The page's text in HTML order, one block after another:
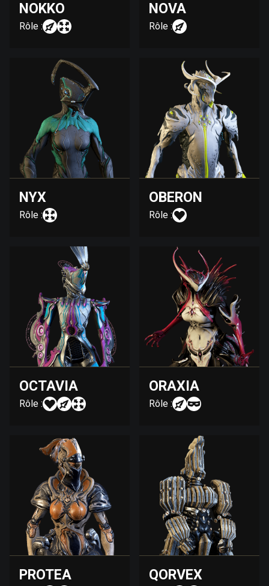
NOKKO
Rôle :
NOVA
Rôle :
NYX
Rôle :
OBERON
Rôle :
OCTAVIA
Rôle :
ORAXIA
Rôle :
PROTEA QORVEX